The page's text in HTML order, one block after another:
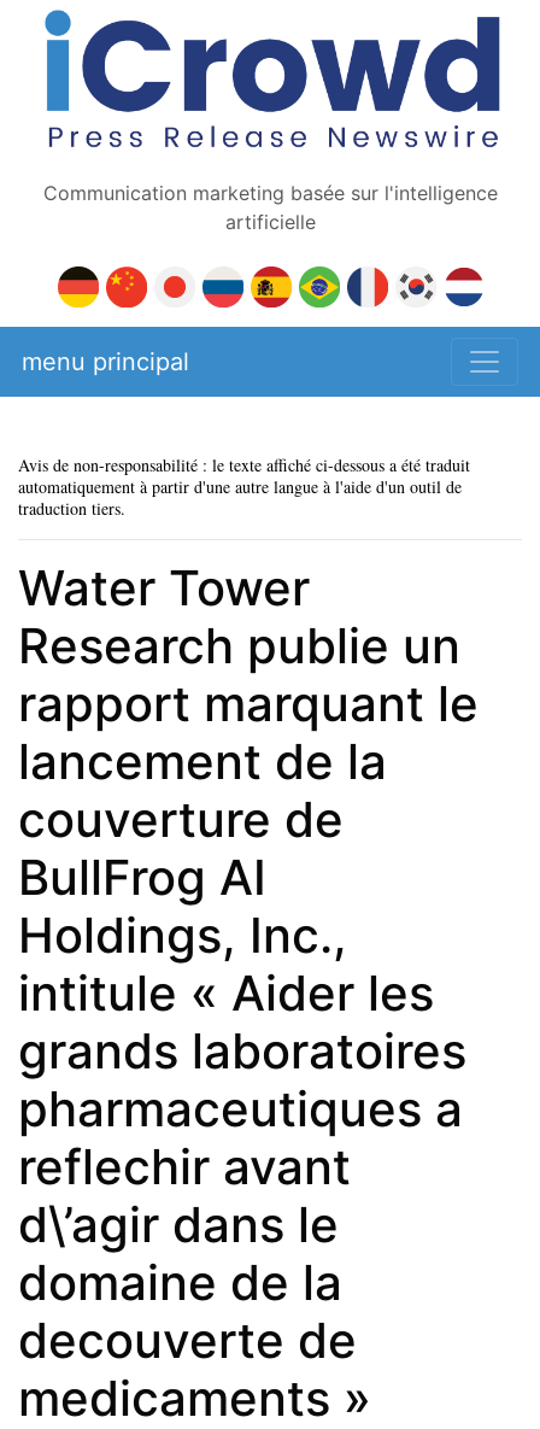
Communication marketing basée sur l'intelligence
artificielle
menu principal
Avis de non-responsabilité : le texte affiché ci-dessous a été traduit
automatiquement à partir d'une autre langue à l'aide d'un outil de
traduction tiers.
Water Tower
Research publie un
rapport marquant le
lancement de la
couverture de
BullFrog AI
Holdings, Inc.,
intitule « Aider les
grands laboratoires
pharmaceutiques a
reflechir avant
d\’agir dans le
domaine de la
decouverte de
medicaments »